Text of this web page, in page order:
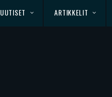
UUTISET ARTIKKELIT